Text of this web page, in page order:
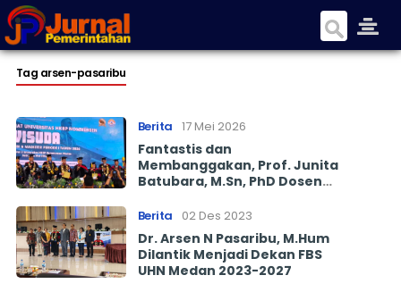
Tag arsen-pasaribu
Berita 17 Mei 2026
Fantastis dan
Membanggakan, Prof. Junita
Batubara, M.Sn, PhD Dosen
diumukan Pada Wisuda UHN
2026, Sunday Ade Sitorus, SE,
M.Si Peringkat II, dan Dr. Arsen
Peringkat III,
Berita 02 Des 2023
Dr. Arsen N Pasaribu, M.Hum
Dilantik Menjadi Dekan FBS
UHN Medan 2023-2027